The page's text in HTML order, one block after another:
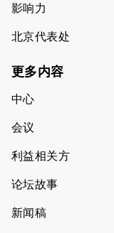
影响力
北京代表处
更多内容
中心
会议
利益相关方
论坛故事
新闻稿